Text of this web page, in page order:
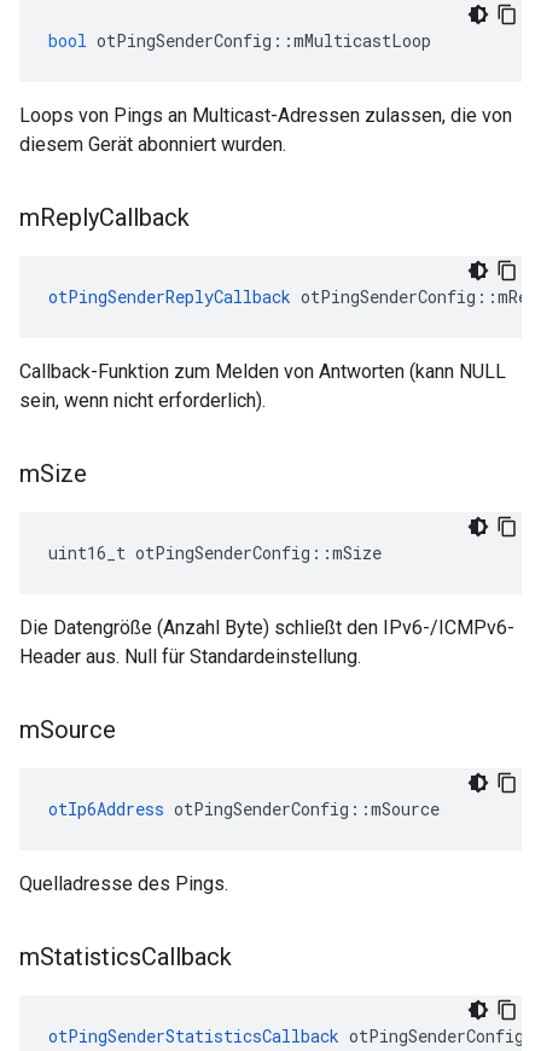
bool otPingSenderConfig ::mMulticastLoop
Loops von Pings an Multicast-Adressen zulassen, die von
diesem Gerät abonniert wurden.
mReplyCallback
otPingSenderReplyCallback otPingSenderConfig ::
Callback-Funktion zum Melden von Antworten (kann NULL
sein, wenn nicht erforderlich).
mSize
uint16_t otPingSenderConfig ::mSize
Die Datengröße (Anzahl Byte) schließt den IPv6-/ICMPv6-
Header aus. Null für Standardeinstellung.
mSource
otIp6Address otPingSenderConfig ::mSource
Quelladresse des Pings.
mStatisticsCallback
otPingSenderStatisticsCallback otPingSenderConfig